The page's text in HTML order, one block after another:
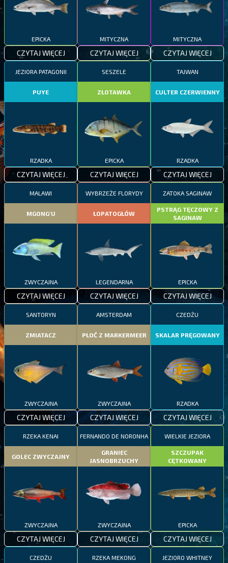
EPICKA
CZYTAJ WIĘCEJ
MITYCZNA
CZYTAJ WIĘCEJ
MITYCZNA
CZYTAJ WIĘCEJ
JEZIORA PATAGONII
PUYE
RZADKA
CZYTAJ WIĘCEJ
SESZELE
ZŁOTAWKA
EPICKA
CZYTAJ WIĘCEJ
TAJWAN
CULTER CZERWIENNY
RZADKA
CZYTAJ WIĘCEJ
MALAWI
MGONG'U
ZWYCZAJNA
CZYTAJ WIĘCEJ
WYBRZEŻE FLORYDY
ŁOPATOGŁÓW
LEGENDARNA
CZYTAJ WIĘCEJ
ZATOKA SAGINAW
PSTRĄG TĘCZOWY Z
SAGINAW
EPICKA
CZYTAJ WIĘCEJ
SANTORYN
ZMIATACZ
ZWYCZAJNA
CZYTAJ WIĘCEJ
AMSTERDAM
PŁOĆ Z MARKERMEER
ZWYCZAJNA
CZYTAJ WIĘCEJ
CZEDŻU
SKALAR PRĘGOWANY
RZADKA
CZYTAJ WIĘCEJ
RZEKA KENAI
GOLEC ZWYCZAJNY
ZWYCZAJNA
CZYTAJ WIĘCEJ
FERNANDO DE NORONHA
GRANIEC
JASNOBRZUCHY
ZWYCZAJNA
CZYTAJ WIĘCEJ
WIELKIE JEZIORA
SZCZUPAK
CĘTKOWANY
EPICKA
CZYTAJ WIĘCEJ
CZEDŻU RZEKA MEKONG JEZIORO WHITNEY